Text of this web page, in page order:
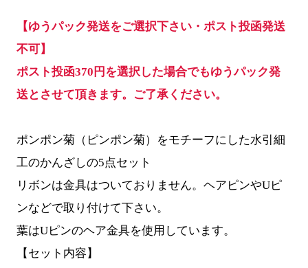
【ゆうパック発送をご選択下さい・ポスト投函発送
不可】
ポスト投函370円を選択した場合でもゆうパック発
送とさせて頂きます。ご了承ください。
ポンポン菊（ピンポン菊）をモチーフにした水引細
工のかんざしの5点セット
リボンは金具はついておりません。ヘアピンやUピ
ンなどで取り付けて下さい。
葉はUピンのヘア金具を使用しています。
【セット内容】